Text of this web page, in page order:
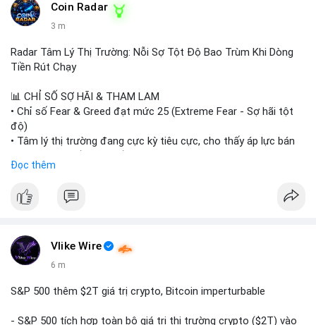
Coin Radar
3 m
Radar Tâm Lý Thị Trường: Nỗi Sợ Tột Độ Bao Trùm Khi Dòng
Tiền Rút Chạy
📊 CHỈ SỐ SỢ HÃI & THAM LAM
• Chỉ số Fear & Greed đạt mức 25 (Extreme Fear - Sợ hãi tột
độ)
• Tâm lý thị trường đang cực kỳ tiêu cực, cho thấy áp lực bán
• CoinGecko Trending: Heima (HEI), Pi Network (PI), Pudgy
Tesla, Apple.
• Google Trends Việt Nam: Các chủ đề đời sống như dự báo
• Tin tức quốc tế: Nga chính thức ban hành luật quản lý sàn
Đọc thêm
Vlike Wire
6 m
S&P 500 thêm $2T giá trị crypto, Bitcoin imperturbable
- S&P 500 tích hợp toàn bộ giá trị thị trường crypto ($2T) vào